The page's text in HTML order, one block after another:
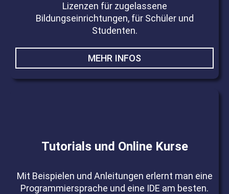
Lizenzen für zugelassene
Bildungseinrichtungen, für Schüler und
Studenten.
MEHR INFOS
Tutorials und Online Kurse
Mit Beispielen und Anleitungen erlernt man eine
Programmiersprache und eine IDE am besten.